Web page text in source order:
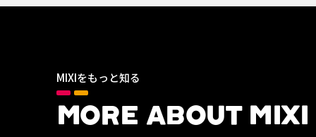
MIXIをもっと知る
MORE ABOUT MIXI